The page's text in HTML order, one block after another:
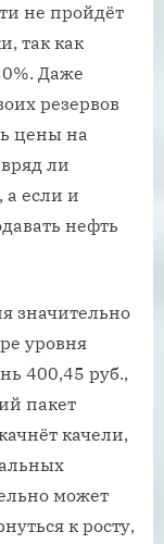
не пройдёт
так как
Даже
резервов
цены на
ли
если и
нефть
значительно
уровня
400,45 руб.,
пакет
качели,
может
к росту,